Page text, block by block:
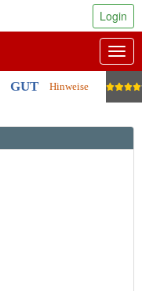
GUT Hinweise
Login